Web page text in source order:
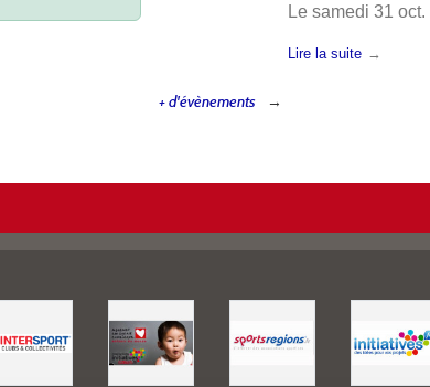
Le samedi 31 oct.
Lire la suite
+ d'évènements